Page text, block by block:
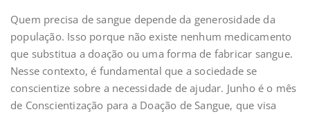
Quem precisa de sangue depende da generosidade da
população. Isso porque não existe nenhum medicamento
que substitua a doação ou uma forma de fabricar sangue.
Nesse contexto, é fundamental que a sociedade se
conscientize sobre a necessidade de ajudar. Junho é o mês
de Conscientização para a Doação de Sangue, que visa